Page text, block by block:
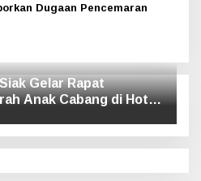
Dugaan Pencemaran
Gelar Rapat
Anak Cabang di Hotel